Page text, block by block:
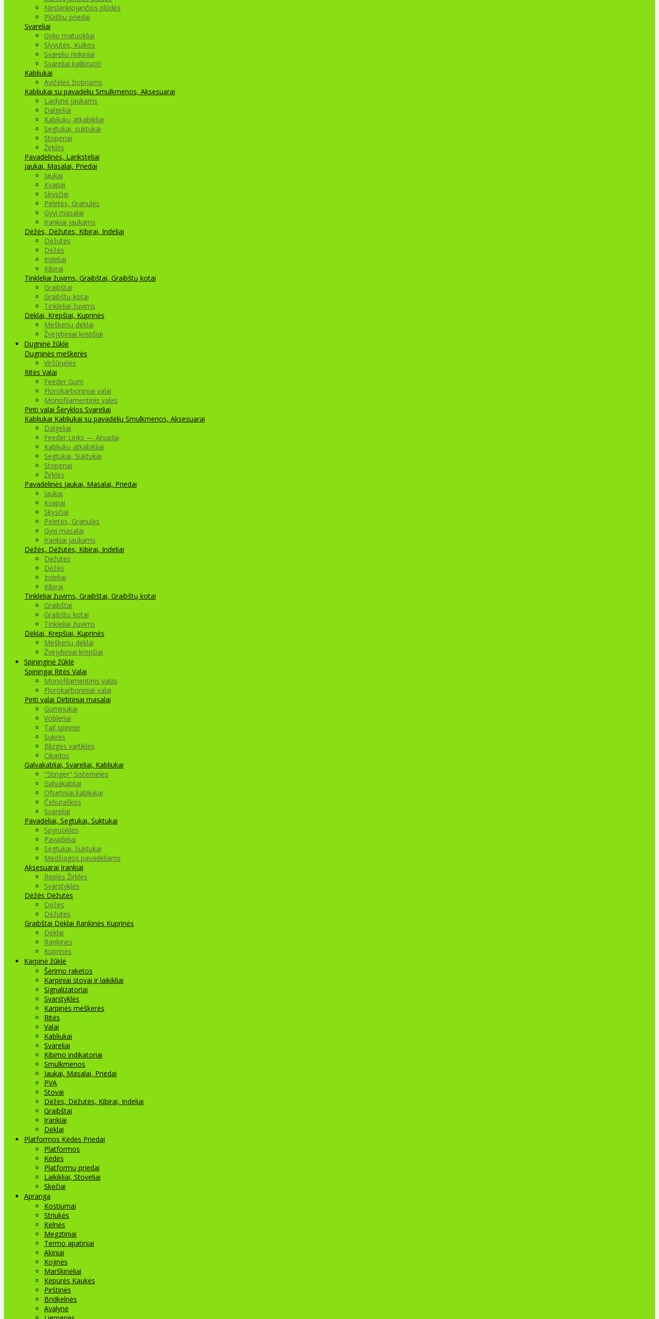
Neslankiojančios plūdės
Plūdžių priedai
Svareliai
Gylio matuokliai
Slyvutės, Kulkos
Svarelių rinkiniai
Svareliai kalibruoti
Kabliukai
Avižėlės žiobriams
Kabliukai su pavadėliu Smulkmenos, Aksesuarai
Laidynė jaukams
Dalgeliai
Kabliukų atkabikliai
Segtukai, suktukai
Stoperiai
Žirklės
Pavadėlinės, Lanksteliai
Jaukai, Masalai, Priedai
Jaukai
Kvapai
Skysčiai
Peletės, Granulės
Gyvi masalai
Įrankiai jaukams
Dėžės, Dėžutės, Kibirai, Indeliai
Dėžutės
Dėžės
Indeliai
Kibirai
Tinkleliai žuvims, Graibštai, Graibštų kotai
Graibštai
Graibštų kotai
Tinkleliai žuvims
Dėklai, Krepšiai, Kuprinės
Meškerių dėklai
Žvejybiniai krepšiai
Dugninė žūklė
Dugninės meškerės
Viršūnėlės
Ritės Valai
Feeder Gum
Florokarboniniai valai
Monofilamentinis valas
Pinti valai Šėryklos Svareliai
Kabliukai Kabliukai su pavadėliu Smulkmenos, Aksesuarai
Dalgeliai
Feeder Links — Atvadai
Kabliukų atkabikliai
Segtukai, Suktukai
Stoperiai
Žirklės
Pavadėlinės Jaukai, Masalai, Priedai
Jaukai
Kvapai
Skysčiai
Peletės, Granulės
Gyvi masalai
Įrankiai jaukams
Dėžės, Dėžutės, Kibirai, Indeliai
Dėžutės
Dėžės
Indeliai
Kibirai
Tinkleliai žuvims, Graibštai, Graibštų kotai
Graibštai
Graibštų kotai
Tinkleliai žuvims
Dėklai, Krepšiai, Kuprinės
Meškerių dėklai
Žvejybiniai krepšiai
Spininginė žūklė
Spiningai Ritės Valai
Monofilamentinis valas
Florokarboniniai valai
Pinti valai Dirbtiniai masalai
Guminukai
Vobleriai
Tail spinner
Sukrės
Blizgės vartiklės
Cikados
Galvakabliai, Svareliai, Kabliukai
"Stinger" Sistemėlės
Galvakabliai
Ofsetiniai kabliukai
Čeburaškos
Svareliai
Pavadėliai, Segtukai, Suktukai
Spyruoklės
Pavadėliai
Segtukai, Suktukai
Medžiagos pavadėliams
Aksesuarai Įrankiai
Replės Žirklės
Svarstyklės
Dėžės Dėžutės
Dėžės
Dėžutės
Graibštai Dėklai Rankinės Kuprinės
Dėklai
Rankinės
Kuprinės
Karpinė žūklė
Šėrimo raketos
Karpiniai stovai ir laikikliai
Signalizatoriai
Svarstyklės
Karpinės meškerės
Ritės
Valai
Kabliukai
Svareliai
Kibimo indikatoriai
Smulkmenos
Jaukai, Masalai, Priedai
PVA
Stovai
Dėžės, Dėžutės, Kibirai, Indeliai
Graibštai
Įrankiai
Dėklai
Platformos Kėdės Priedai
Platformos
Kėdės
Platformų priedai
Laikikliai, Stoveliai
Skėčiai
Apranga
Kostiumai
Striukės
Kelnės
Megztiniai
Termo apatiniai
Akiniai
Kojinės
Marškinėliai
Kepurės Kaukės
Pirštinės
Bridkelnės
Avalynė